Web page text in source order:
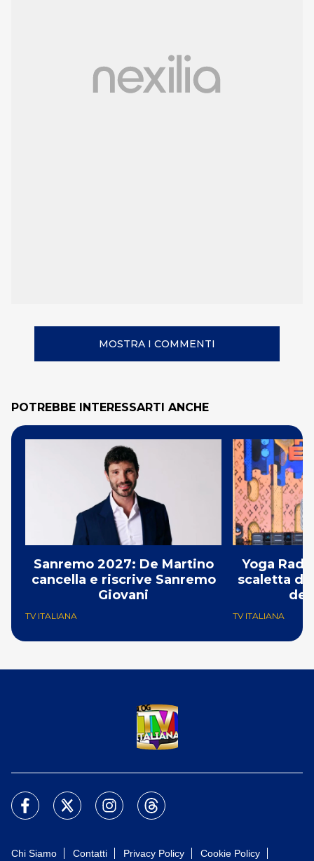
MOSTRA I COMMENTI
POTREBBE INTERESSARTI ANCHE
Sanremo 2027: De Martino
cancella e riscrive Sanremo
Giovani
TV ITALIANA
Yoga
scaletta
del
TV ITALIANA
Chi Siamo Contatti Privacy Policy Cookie Policy